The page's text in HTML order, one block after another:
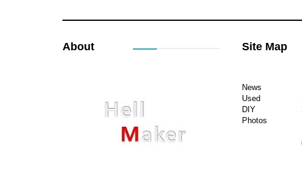
About Site Map
News
Used
DIY
Photos